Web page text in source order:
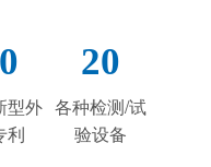
型外
利
20
各种检测/试
验设备